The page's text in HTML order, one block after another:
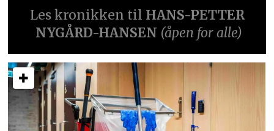
Les kronikken til HANS-PETTER
NYGÅRD-HANSEN (åpen for alle)